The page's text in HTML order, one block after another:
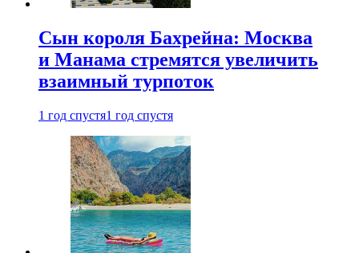
Сын короля Бахрейна: Москва
и Манама стремятся увеличить
взаимный турпоток
1 год спустя1 год спустя